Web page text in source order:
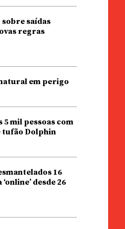
saídas
regras
em perigo
5 mil pessoas com
tufão Dolphin
16
desde 26